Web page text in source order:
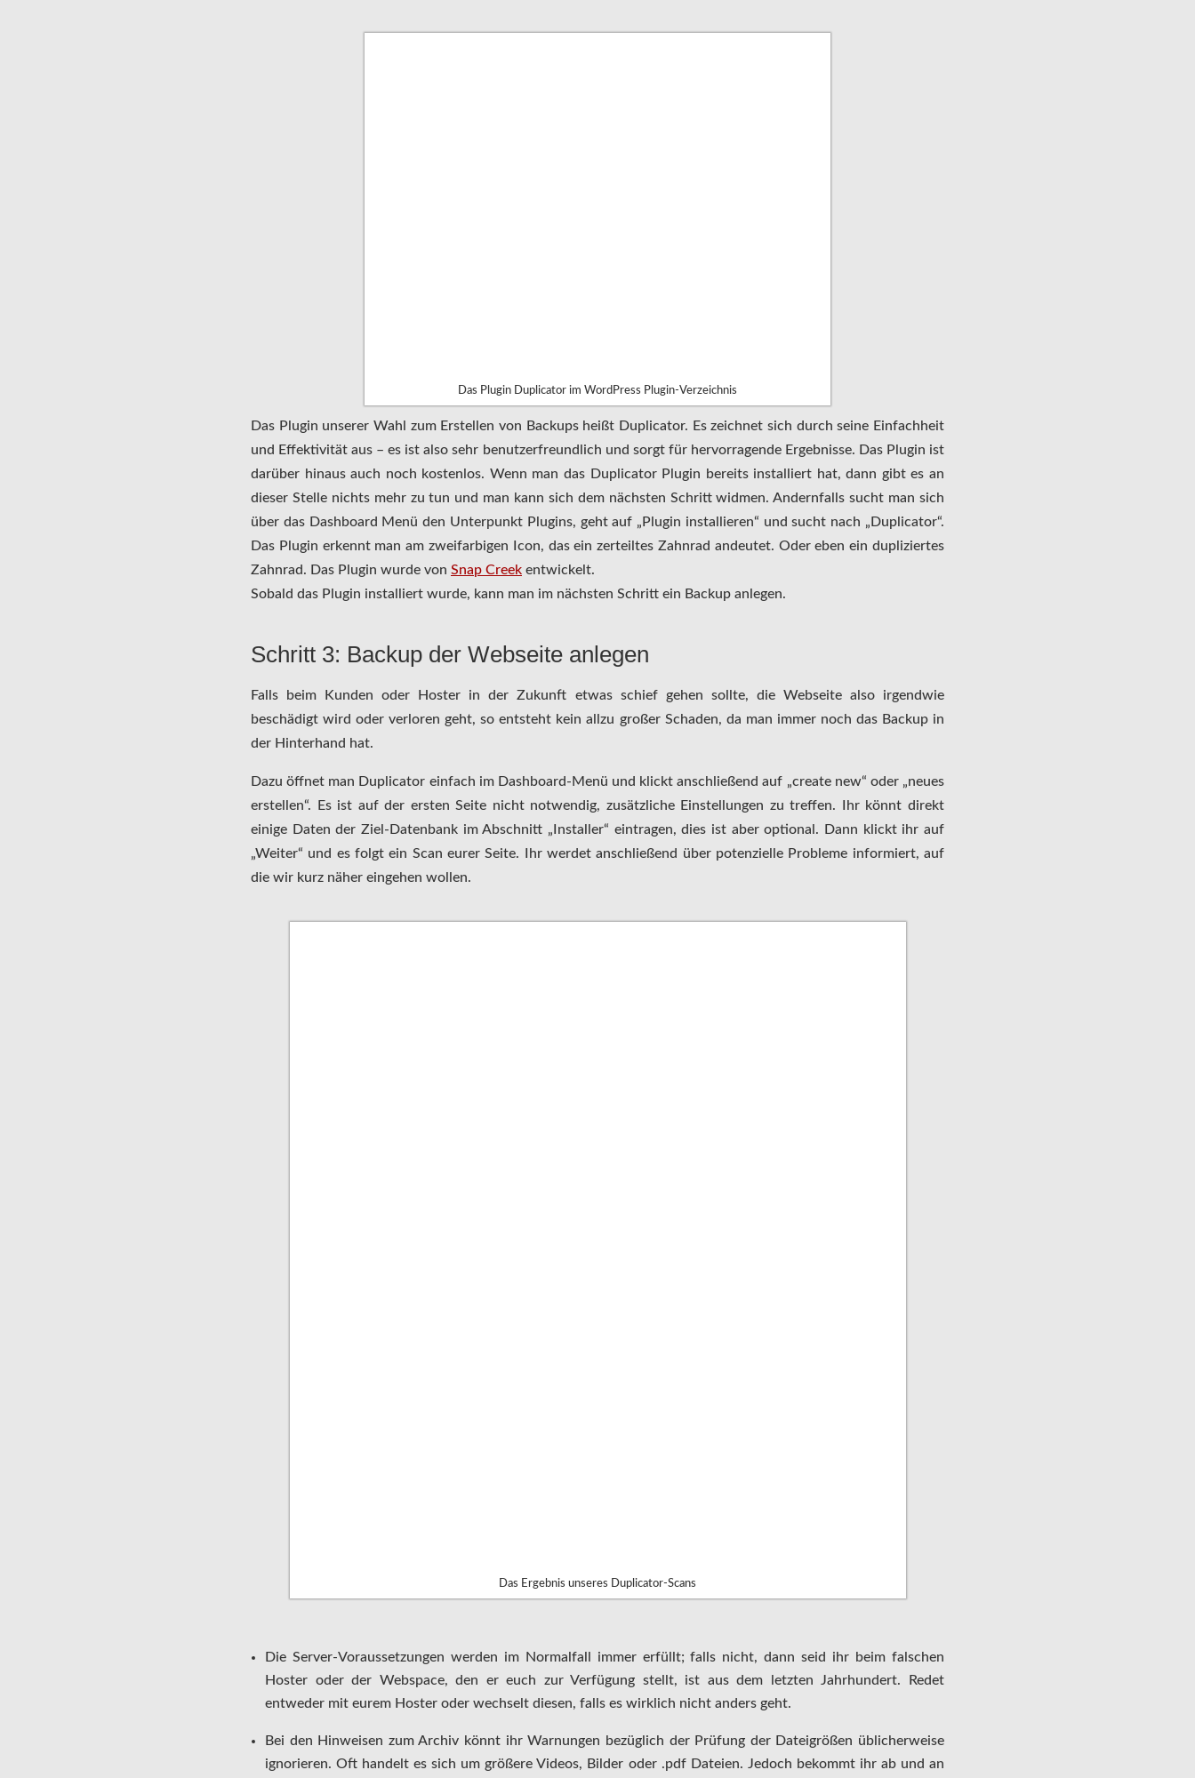
Das Plugin Duplicator im WordPress Plugin-Verzeichnis
Das Plugin unserer Wahl zum Erstellen von Backups heißt Duplicator. Es zeichnet sich durch seine Einfachheit
und Effektivität aus – es ist also sehr benutzerfreundlich und sorgt für hervorragende Ergebnisse. Das Plugin ist
darüber hinaus auch noch kostenlos. Wenn man das Duplicator Plugin bereits installiert hat, dann gibt es an
dieser Stelle nichts mehr zu tun und man kann sich dem nächsten Schritt widmen. Andernfalls sucht man sich
über das Dashboard Menü den Unterpunkt Plugins, geht auf „Plugin installieren“ und sucht nach „Duplicator“.
Das Plugin erkennt man am zweifarbigen Icon, das ein zerteiltes Zahnrad andeutet. Oder eben ein dupliziertes
Zahnrad. Das Plugin wurde von Snap Creek entwickelt.
Sobald das Plugin installiert wurde, kann man im nächsten Schritt ein Backup anlegen.
Schritt 3: Backup der Webseite anlegen
Falls beim Kunden oder Hoster in der Zukunft etwas schief gehen sollte, die Webseite also irgendwie
beschädigt wird oder verloren geht, so entsteht kein allzu großer Schaden, da man immer noch das Backup in
der Hinterhand hat.
Dazu öffnet man Duplicator einfach im Dashboard-Menü und klickt anschließend auf „create new“ oder „neues
erstellen“. Es ist auf der ersten Seite nicht notwendig, zusätzliche Einstellungen zu treffen. Ihr könnt direkt
einige Daten der Ziel-Datenbank im Abschnitt „Installer“ eintragen, dies ist aber optional. Dann klickt ihr auf
„Weiter“ und es folgt ein Scan eurer Seite. Ihr werdet anschließend über potenzielle Probleme informiert, auf
die wir kurz näher eingehen wollen.
Das Ergebnis unseres Duplicator-Scans
Die Server-Voraussetzungen werden im Normalfall immer erfüllt; falls nicht, dann seid ihr beim falschen
Hoster oder der Webspace, den er euch zur Verfügung stellt, ist aus dem letzten Jahrhundert. Redet
entweder mit eurem Hoster oder wechselt diesen, falls es wirklich nicht anders geht.
Bei den Hinweisen zum Archiv könnt ihr Warnungen bezüglich der Prüfung der Dateigrößen üblicherweise
ignorieren. Oft handelt es sich um größere Videos, Bilder oder .pdf Dateien. Jedoch bekommt ihr ab und an